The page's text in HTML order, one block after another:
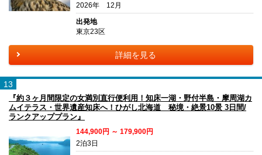
2026年 12月
出発地
東京23区
詳細を見る
13
『約３ヶ月間限定の女満別直行便利用！知床一湖・野付半島・摩周湖カ
ムイテラス・世界遺産知床へ！ひがし北海道 秘境・絶景10景 3日間/
ランクアッププラン』
144,900円 ～ 179,900円
2泊3日